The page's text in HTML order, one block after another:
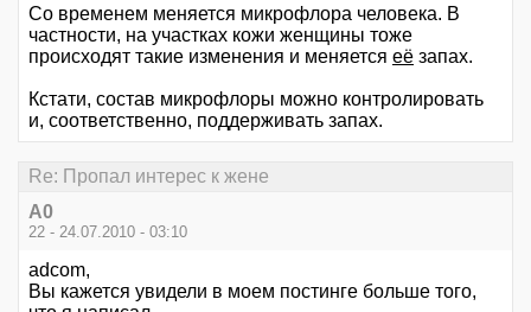
Со временем меняется микрофлора человека. В
частности, на участках кожи женщины тоже
происходят такие изменения и меняется её запах.
Кстати, состав микрофлоры можно контролировать
и, соответственно, поддерживать запах.
Re: Пропал интерес к жене
А0
22 - 24.07.2010 - 03:10
adcom,
Вы кажется увидели в моем постинге больше того,